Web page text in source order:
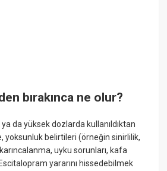
bırakınca ne olur?
da yüksek dozlarda kullanıldıktan
yoksunluk belirtileri (örneğin sinirlilik,
uyku sorunları, kafa
Escitalopram yararını hissedebilmek